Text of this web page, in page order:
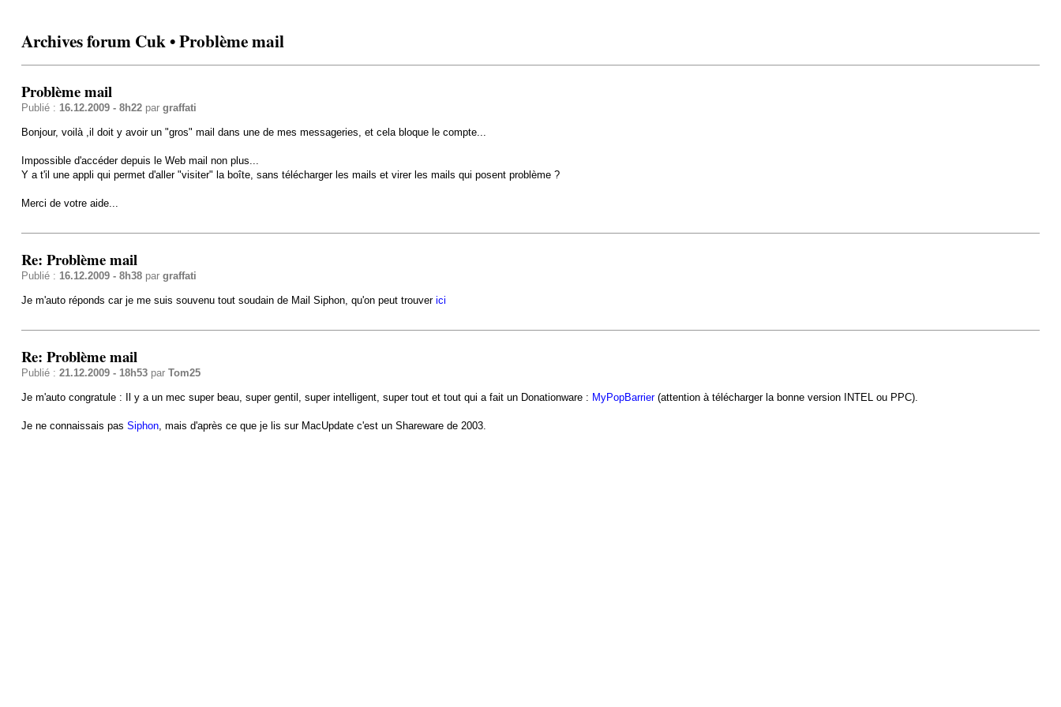
Archives forum Cuk • Problème mail
Problème mail
Publié : 16.12.2009 - 8h22par graffati
Bonjour, voilà ,il doit y avoir un "gros" mail dans une de mes messageries, et cela bloque le compte...
Impossible d'accéder depuis le Web mail non plus...
Y a t'il une appli qui permet d'aller "visiter" la boîte, sans télécharger les mails et virer les mails qui posent problème ?
Merci de votre aide...
Re: Problème mail
Publié : 16.12.2009 - 8h38par graffati
Je m'auto réponds car je me suis souvenu tout soudain de Mail Siphon, qu'on peut trouver ici
Re: Problème mail
Publié : 21.12.2009 - 18h53par Tom25
Je m'auto congratule : Il y a un mec super beau, super gentil, super intelligent, super tout et tout qui a fait un Donationware : MyPopBarrier(attention à télécharger la bonne version INTEL ou PPC).
Je ne connaissais pas Siphon, mais d'après ce que je lis sur MacUpdate c'est un Shareware de 2003.